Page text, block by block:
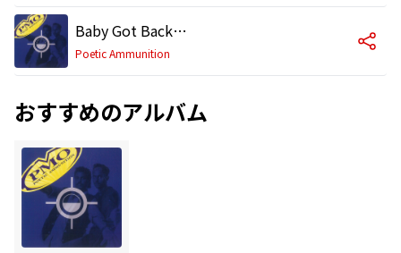
Baby Got Back (Impromptu Beatbox Jam)
Poetic Ammunition
おすすめのアルバム